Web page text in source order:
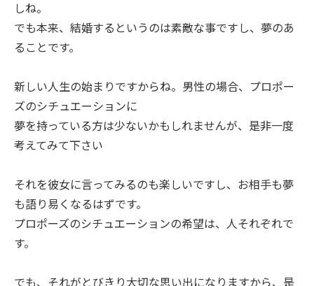
しね。
でも本来、結婚するというのは素敵な事ですし、夢のあ
ることです。
新しい人生の始まりですからね。男性の場合、プロポー
ズのシチュエーションに
夢を持っている方は少ないかもしれませんが、是非一度
考えてみて下さい
それを彼女に言ってみるのも楽しいですし、お相手も夢
も語り易くなるはずです。
プロポーズのシチュエーションの希望は、人それぞれで
す。
でも、それがとびきり大切な思い出になりますから、是